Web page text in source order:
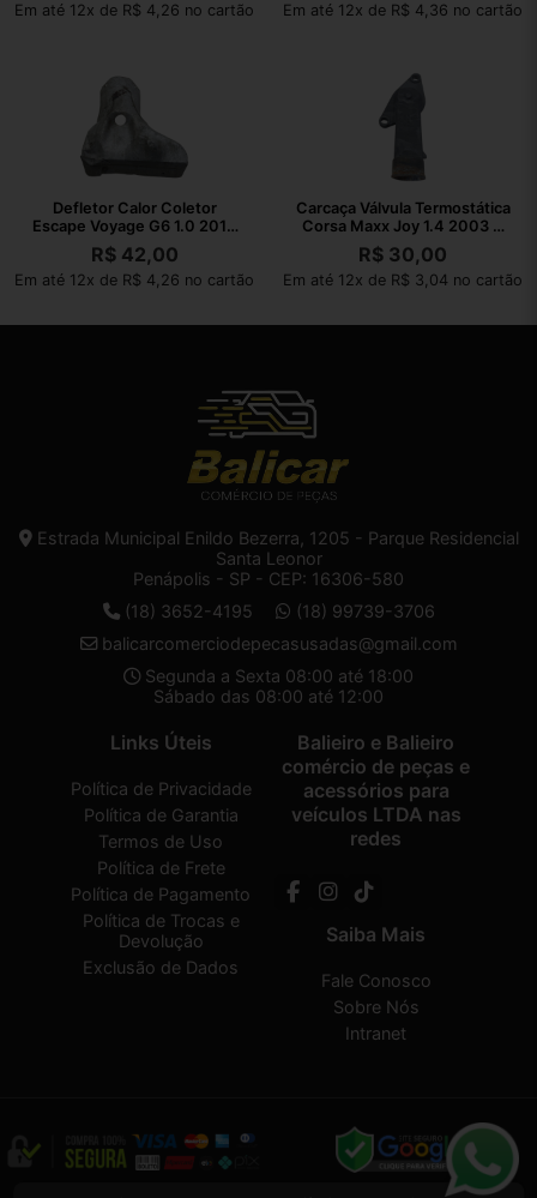
Em até 12x de R$ 4,26 no cartão Em até 12x de R$ 4,36 no cartão
Defletor Calor Coletor
Escape Voyage G6 1.0 2013
2014 A 2016
R$42,00
Em até 12x de R$ 4,26 no cartão
Carcaça Válvula Termostática
Corsa Maxx Joy 1.4 2003 A
2010
R$ 30,00
Em até 12x de R$ 3,04 no cartão
Estrada Municipal Enildo Bezerra, 1205 - Parque Residencial
Santa Leonor
Penápolis - SP - CEP: 16306-580
(18) 3652-4195
(18) 99739-3706
balicarcomerciodepecasusadas@gmail.com
Segunda a Sexta 08:00 até 18:00
Sábado das 08:00 até 12:00
Links Úteis
Política de Privacidade
Política de Garantia
Termos de Uso
Política de Frete
Política de Pagamento
Política de Trocas e
Devolução
Exclusão de Dados
Balieiro e Balieiro
comércio de peças e
acessórios para
veículos LTDA nas
redes
Saiba Mais
Fale Conosco
Sobre Nós
Intranet